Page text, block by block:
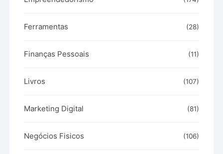
Ferramentas (28)
Finanças Pessoais (11)
Livros (107)
Marketing Digital (81)
Negócios Fisicos (106)